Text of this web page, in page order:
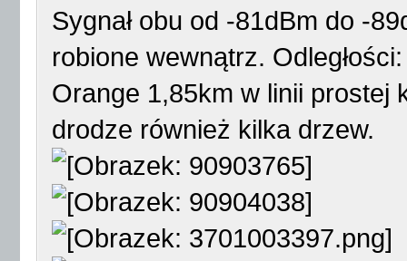
Sygnał obu od -81dBm do -
robione wewnątrz. Odległości:
Orange 1,85km w linii prostej
drodze również kilka drzew.